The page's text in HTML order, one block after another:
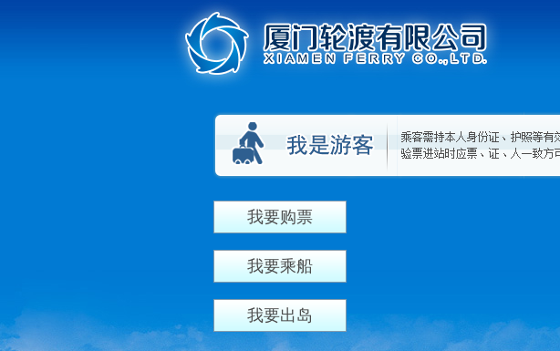
我要购票
我要乘船
我要出岛